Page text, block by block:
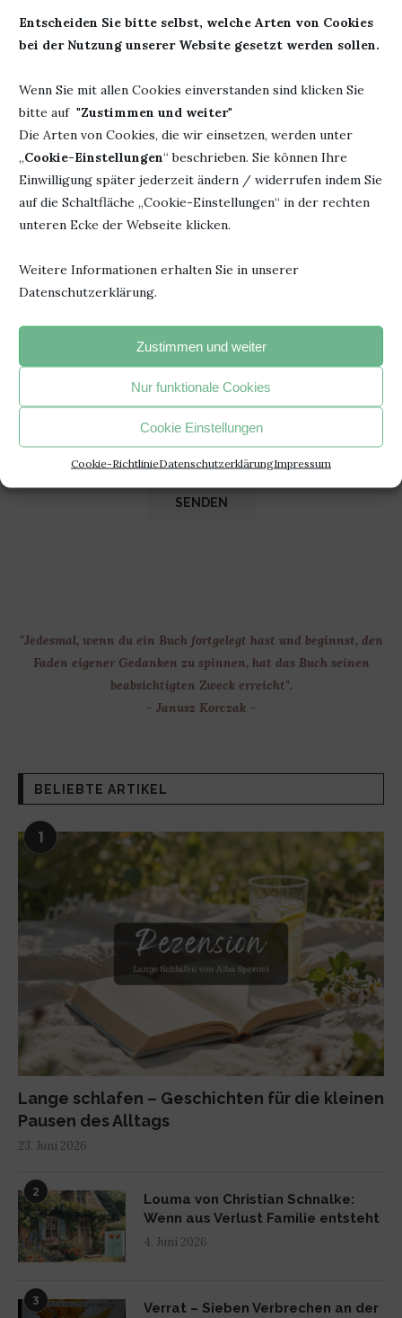
Entscheiden Sie bitte selbst, welche Arten von Cookies
bei der Nutzung unserer Website gesetzt werden sollen.
Wenn Sie mit allen Cookies einverstanden sind klicken Sie
bitte auf "Zustimmen und weiter"
Die Arten von Cookies, die wir einsetzen, werden unter
„Cookie-Einstellungen“ beschrieben. Sie können Ihre
Einwilligung später jederzeit ändern / widerrufen indem Sie
auf die Schaltfläche „Cookie-Einstellungen“ in der rechten
unteren Ecke der Webseite klicken.
Weitere Informationen erhalten Sie in unserer
Datenschutzerklärung.
Zustimmen und weiter
Nur funktionale Cookies
Cookie Einstellungen
Cookie-RichtlinieDatenschutzerklärungImpressum
5. Mai 2024
HINTERLASSE EINEN KOMMENTAR
"Jedesmal, wenn du ein Buch fortgelegt hast und beginnst, den
Faden eigener Gedanken zu spinnen, hat das Buch seinen
beabsichtigten Zweck erreicht".
- Janusz Korczak –
BELIEBTE ARTIKEL
1
Lange schlafen – Geschichten für die kleinen
Pausen des Alltags
23. Juni 2026
2
Louma von Christian Schnalke:
Wenn aus Verlust Familie entsteht
4. Juni 2026
3
Verrat – Sieben Verbrechen an der